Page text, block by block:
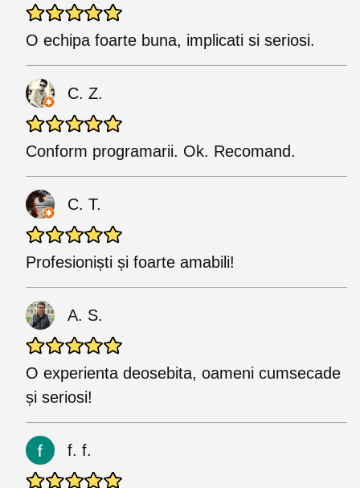
O echipa foarte buna, implicati si seriosi.
C. Z.
Conform programarii. Ok. Recomand.
C. T.
Profesioniști și foarte amabili!
A. S.
O experienta deosebita, oameni cumsecade
și seriosi!
f. f.